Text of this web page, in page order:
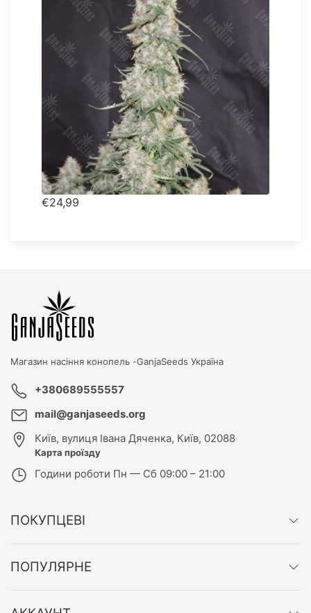
€24,99
Магазин насіння конопель -GanjaSeeds Україна
+380689555557
mail@ganjaseeds.org
Київ, вулиця Івана Дяченка, Київ, 02088
Карта проїзду
Години роботи Пн — Сб 09:00 – 21:00
ПОКУПЦЕВІ
ПОПУЛЯРНЕ